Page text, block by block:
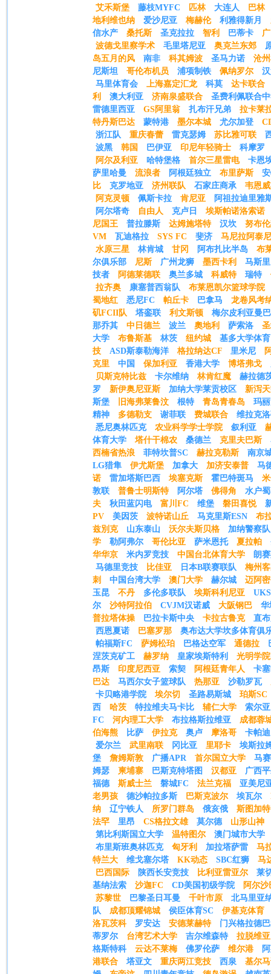
艾禾斯堡
藤枝MYFC 匹林 大连人
巴林
地利维也纳
爱沙尼亚 梅赫伦 利雅得新月
信水产
桑托斯 圣克拉拉 智利 巴蒂卡
波德戈里察学术
毛里塔尼亚 奥克兰东郊
岛五月的风
南非 科其姆波 圣马力诺
沧
尼斯坦
哥伦布机员 浦项制铁 佩纳罗尔
马里体育会
上海嘉定汇龙 科莫
达卡联合
利
澳大利亚 济南泉盛联合
圣费利佩联合
雷德里西亚
GS阿里翁 扎布汗兄弟
拉卡莱
特丹斯巴达
蒙特港 墨尔本城 尤尔加登
浙江队
重庆春蕾 雷克瑟姆 苏比雅可联
波黑
韩国 巴伊亚 印尼年轻骑士
科摩罗
阿尔及利亚
哈特堡格 首尔三星雷电
卡恩
萨里哈曼
流浪者 阿根廷独立 布里萨斯
比
克罗地亚 济州联队 石家庄商承
韦恩
阿克灵顿
佩斯卡拉 肯尼亚
阿祖拉迪里雅
阿尔塔奇
自由人 克卢日
埃斯帕诺洛索诺
尼国王
普拉滕斯 达姆施塔特 汉坎
努布
VM
瓦迪格拉 SYS FC 斐济
马尼拉阿泰
水原三星
林肯城 甘冈 阿布扎比半岛
布
尔俱乐部
尼斯 广州龙狮 墨西卡利
马斯里
技者
阿德莱德联 奥兰多城 科威特 瑞特
拉齐奥
康塞普西翁队
布莱恩凯尔篮球学院
蜀地红
悉尼FC 帕丘卡 巴拿马
龙卷风考
矶FCII队
塔銮联 利文斯顿
梅尔皮利亚曼巴
那乔其
中日德兰 波兰 奧地利 萨索洛
大学
布鲁斯基 林茨 纽约城
基多大学体育
技
ASD斯泰勒海洋 格拉纳达CF 里米尼
克里
中国 保加利亚 香港大学 博塔弗戈
贝斯克特比兹
卡尔维纳 林肯红魔
赫拉德
罗
新伊奥尼亚斯 加纳大学莱贡校区
新泻
斯堡
旧海弗莱鲁汶 根特 青岛青春岛
玛
精神
多德勒支 谢菲联 费城联合
维拉克
悉尼奥林匹克
农业科学学士学院 叙利亚
体育大学
塔什干棉农 桑德兰 克里夫巴斯
西楠省热浪
菲特坎普SC 赫拉克勒斯
南京
LG猎隼
伊尤斯堡 加拿大 加济安泰普
马
诺
雷加塔斯巴西 埃塞克斯 霍巴特斑马
敦联
普鲁士明斯特 阿尔塔 佛得角
水户
夫
秋田蓝闪电 富川FC 维堡 磐田喜悦
PV
美因茨 波特诺山丘 马克里斯ESN
布
兹別克
山东泰山 沃尔夫斯贝格
加纳警察队
学
勒阿弗尔 哥伦比亚 萨米恩托 夏拉帕
华华京
米内罗竞技 中国台北体育大学
朗
马德里竞技
比佳亚 日本B联赛联队
梅州
刺
中国台湾大学 澳门大学 赫尔城
迈阿
玉昆
不丹 多伦多联队 埃斯科利尼亚
尔
沙特阿拉伯 CVJM汉诺威 大阪钢巴
华
普拉塔体操
巴拉卡斯中央 卡拉古鲁克
直
西恩夏诺
巴塞罗那
奥布达大学坎多体育俱
帕福斯FC
萨姆松珀 巴格达空军 通德拉
涅茨克矿工
赫罗纳 皇家埃斯特利
光明学院
昂斯
印度尼西亚 索契 阿根廷青年人
卡
巴达
马西尔女子篮球队 热那亚 沙勒罗瓦
卡贝略港学院
埃尔切 圣路易斯城
珀斯SC
西
哈茨 特拉维夫马卡比 辅仁大学
索尔亚
FC
河内理工大学 布拉格斯拉维亚
成都蓉
伯海熊
比萨 伊拉克 奥卢 摩洛哥
卡帕迪
爱尔兰
武里南联 冈比亚 里耶卡
埃斯拉
堡
詹姆斯敦 广播APR 首尔国立大学
马赛
姆瑟
柬埔寨 巴斯克特塔图 汉都亚
广西
福德
斯威士兰 磐城FC 法兰克福
亚美尼
老男孩
德沙帕拉多斯 巴斯克波尔 埃瓦尔
纳
辽宁铁人 所罗门群岛 俄亥俄
斯图加特
法罕
里昂 CS格拉文雄 莫尔德
山形山神
第比利斯国立大学
温特图尔
澳门城市大学
布里斯班奥林匹克
匈牙利 加拉塔萨雷
马
特兰大
维戈塞尔塔 KK动态 SBC红狮
马
巴西国际
陕西长安竞技 比利亚雷亚尔
莱
基纳法索
沙迦FC CD美国初级学院
阿尔沙
苏黎世
巴黎圣日耳曼 千叶市原
北马里亚
队
成都顶耀锦城 侯臣体育SC
伊基克体育
洛瓦茨科
罗安达 安德莱赫特
门兴格拉德
蒂罗尔
台湾艺术大学 吉尔维森特
拉脱维亚
格斯特科
云达不莱梅 佛罗伦萨 维尔港
港联合
塔亚文 重庆两江竞技 西泉
基尔